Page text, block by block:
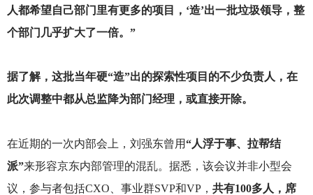
人都希望自己部门里有更多的项目，‘造’出一批垃圾领导，整
个部门几乎扩大了一倍。”
据了解，这批当年硬“造”出的探索性项目的不少负责人，在
此次调整中都从总监降为部门经理，或直接开除。
在近期的一次内部会上，刘强东曾用“人浮于事、拉帮结
派”来形容京东内部管理的混乱。据悉，该会议并非小型会
议，参与者包括CXO、事业群SVP和VP， 共有100多人，席